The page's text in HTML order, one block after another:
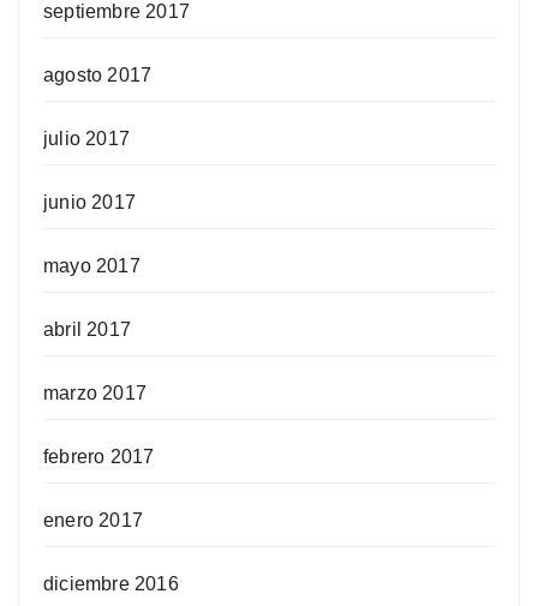
septiembre 2017
agosto 2017
julio 2017
junio 2017
mayo 2017
abril 2017
marzo 2017
febrero 2017
enero 2017
diciembre 2016